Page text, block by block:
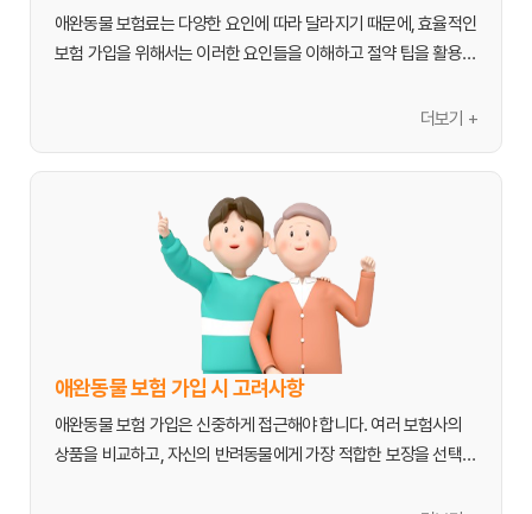
입니다.
- 약제비: 처방받은 약의 구매 비용을 보장합니다. 만성 질환으로
추가 보장 (특약)
을 때 발생하는 법적 배상금을 보장합니다. 예를 들어, 산책 중 다른
사람을 물거나 재물을 손상시킨 경우 유용합니다.
- 장례비 특약: 반려동물이 사망했을 때 발생하는 장례 관련 비용의
- 재활 치료비 특약: 수술 후 필요한 물리 치료나 재활 치료 비용을
보장하여 완전한 회복을 돕습니다.
보장 제외 사항
대부분의 애완동물 보험은 예방접종, 중성화 수술, 미용 목적의 시
애완동물 보험료는 다양한 요인에 따라 달라지기 때문에, 효율적인
보험 가입을 위해서는 이러한 요인들을 이해하고 절약 팁을 활용하
1. 애완동물의 연령: 일반적으로 어린 반려동물일수록 보험료가 저
렴합니다. 나이가 많아질수록 질병 발생률이 높아지기 때문에 보험
료가 상승합니다.
특정 견종이나 묘종은 유전적으로 특정 질병에 취
약하여 보험료가 높게 책정될 수 있습니다. 예를 들어, 골든 리트리
버는 고관절 이형성증에, 페르시안 고양이는 심장병에 취약한 경향
3. 보장 범위 및 한도: 보장 범위가 넓고 보장 한도가 높을수록 보
니다.
4. 거주 지역: 동물 병원 진료비 수준이 높은 대도시 지역의 경우
더보기 +
애완동물 보험 가입 시 고려사항
애완동물 보험 가입은 신중하게 접근해야 합니다. 여러 보험사의
상품을 비교하고, 자신의 반려동물에게 가장 적합한 보장을 선택하